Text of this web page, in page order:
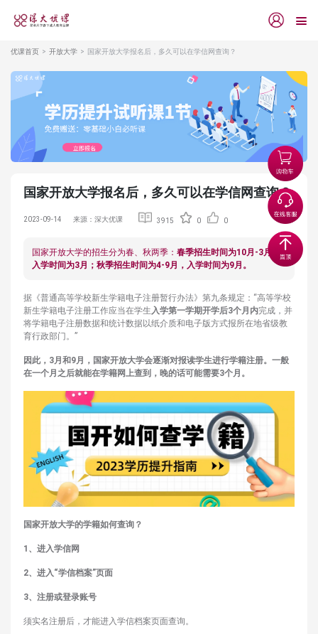
优课首页 开放大学 国家开放大学报名后，多久可以在学信网查询？
国家开放大学报名后，多久可以在学信网查询？
2023-09-14 来源：深大优课 3915 0 0
国家开放大学的招生分为春、​秋两季： 春季招生时间为10月-3月，
入学时间为3月；秋季招生时间为4-9月，入学时间为9月。
据《普通高等学校新生学籍电子注册暂行办法》第九条规定：“高等学校
新生学籍电子注册工作应当在学生入学第一学期开学后3个月内完成，并
将学籍电子注册数据和统计数据以纸介质和电子版方式报所在地省级教
育行政部门。”
因此， 3月和9月，国家开放大学会逐渐对报读学生进行学籍注册。 一般
在一个月之后就能在学籍网上查到，晚的话可能需要3个月​。
国家开放大学的学籍如何查询？
1、进入学信网
2、进入“学信档案”页面
3、注册或登录账号
须实名注册后，才能进入学信档案页面查询。